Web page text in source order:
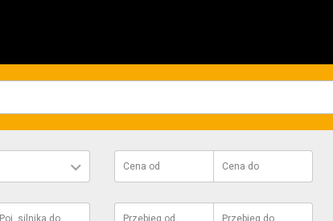
Cena od Cena do
Poj. silnika do Przebieg od Przebieg do